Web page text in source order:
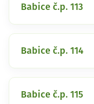
Babice č.p. 113
Babice č.p. 114
Babice č.p. 115